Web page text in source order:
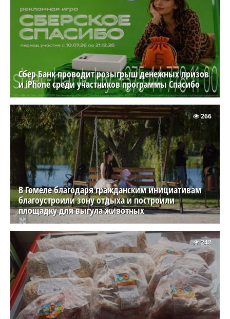
Сбер Банк проводит розыгрыш денежных призов
и iPhone среди участников программы Спасибо
В Гомеле благодаря гражданским инициативам
благоустроили зону отдыха и построили
площадку для выгула животных
266
248